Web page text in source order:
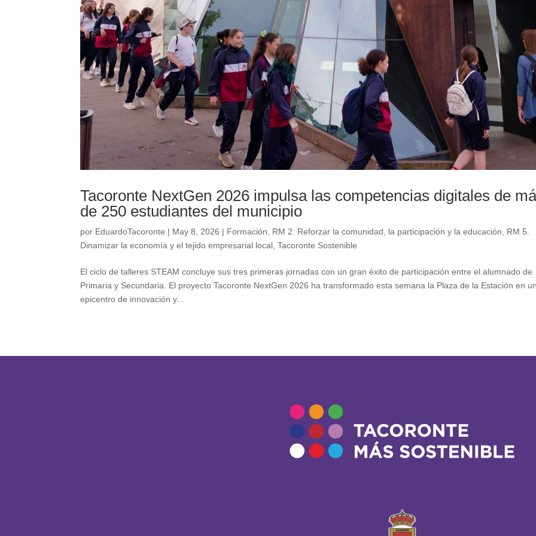
Tacoronte NextGen 2026 impulsa las competencias digitales de
de 250 estudiantes del municipio
por EduardoTacoronte | May 8, 2026 | Formación, RM 2: Reforzar la comunidad, la participación y la educación, RM 5.
Dinamizar la economía y el tejido empresarial local,Tacoronte Sostenible
El ciclo de talleres STEAM concluye sus tres primeras jornadas con un gran éxito de participación entre el alumnado de
Primaria y Secundaria. El proyecto Tacoronte NextGen 2026 ha transformado esta semana la Plaza de la Estación en
epicentro de innovación y...